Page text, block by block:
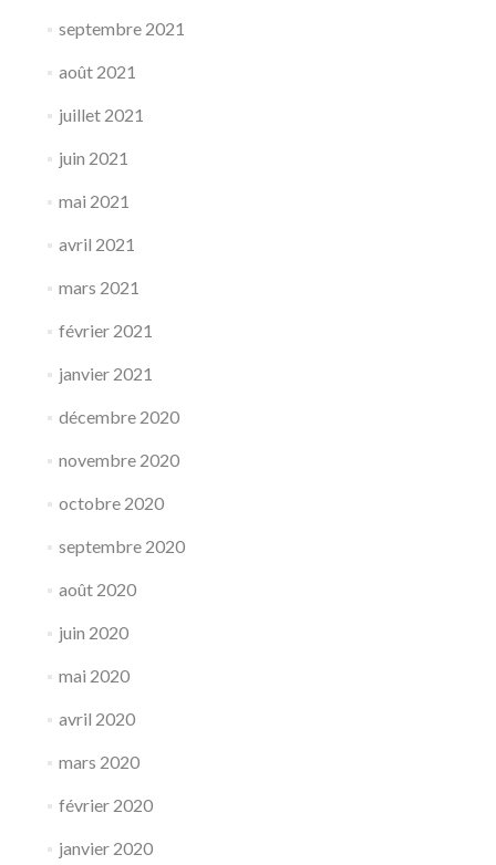
septembre 2021
août 2021
juillet 2021
juin 2021
mai 2021
avril 2021
mars 2021
février 2021
janvier 2021
décembre 2020
novembre 2020
octobre 2020
septembre 2020
août 2020
juin 2020
mai 2020
avril 2020
mars 2020
février 2020
janvier 2020